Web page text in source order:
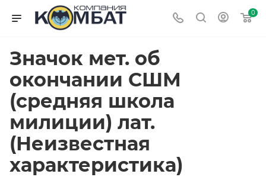
0
Значок мет. об
окончании СШМ
(средняя школа
милиции) лат.
(Неизвестная
характеристика)